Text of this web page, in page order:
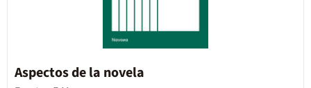
Aspectos de la novela